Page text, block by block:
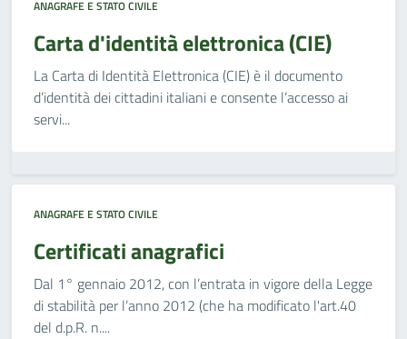
ANAGRAFE E STATO CIVILE
Carta d'identità elettronica (CIE)
La Carta di Identità Elettronica (CIE) è il documento
d’identità dei cittadini italiani e consente l’accesso ai
servi...
ANAGRAFE E STATO CIVILE
Certificati anagrafici
Dal 1° gennaio 2012, con l’entrata in vigore della Legge
di stabilità per l’anno 2012 (che ha modificato l'art.40
del d.p.R. n....